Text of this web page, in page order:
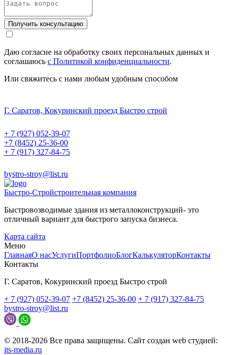
Получить консультацию
Даю согласие на обработку своих персональных данных и
соглашаюсь с Политикой конфиденциальности.
Или свяжитесь с нами любым удобным способом
Г. Саратов, Кокуринский проезд Быстро строй
+ 7 (927) 052-39-07
+7 (8452) 25-36-00
+ 7 (917) 327-84-75
bystro-stroy@list.ru
Быстро-Стройстроительная компания
Быстровозводимые здания из металлоконструкций- это
отличный вариант для быстрого запуска бизнеса.
Карта сайта
Меню
ГлавнаяО насУслугиПортфолиоБлогКалькуляторКонтакты
Контакты
Г. Саратов, Кокуринский проезд Быстро строй
+ 7 (927) 052-39-07 +7 (8452) 25-36-00 + 7 (917) 327-84-75
bystro-stroy@list.ru
© 2018-2026 Все права защищены. Сайт создан web студией:
its-media.ru